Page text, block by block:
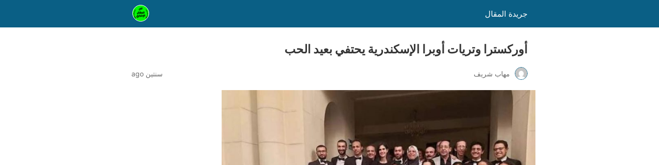
جريدة المقال
أوركسترا وتريات أوبرا الإسكندرية يحتفي بعيد الحب
مهاب شريف سنتين ago